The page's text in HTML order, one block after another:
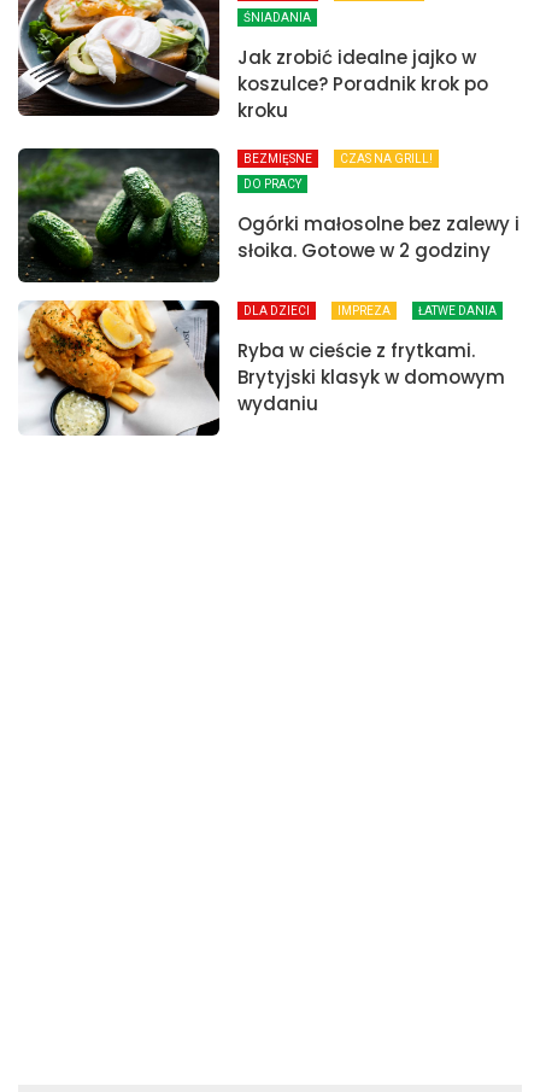
ŚNIADANIA
Jak zrobić idealne jajko w
koszulce? Poradnik krok po
kroku
BEZMIĘSNE
CZAS NA GRILL!
DO PRACY
Ogórki małosolne bez zalewy i
słoika. Gotowe w 2 godziny
DLA DZIECI IMPREZA ŁATWE DANIA
Ryba w cieście z frytkami.
Brytyjski klasyk w domowym
wydaniu